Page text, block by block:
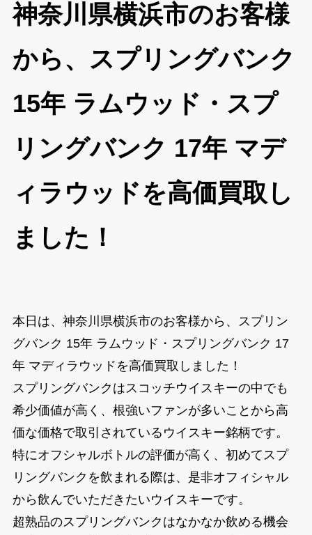
神奈川県横浜市のお客様
から、スプリングバンク
15年 ラムウッド・スプ
リングバンク 17年 マデ
ィラウッドを高価買取し
ました！
本日は、神奈川県横浜市のお客様から、スプリン
グバンク 15年 ラムウッド・スプリングバンク 17
年 マディラウッドを高価買取しました！
スプリングバンクはスコッチウイスキーの中でも
希少価値が高く、根強いファンが多いことから高
価な価格で取引されているウイスキー銘柄です。
特にオフシャルボトルの評価が高く、初めてスプ
リングバンクを飲まれる際は、是非オフィシャル
から飲んでいただきたいウイスキーです。
超熟品のスプリングバンクはなかなか飲める機会